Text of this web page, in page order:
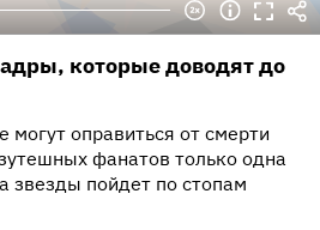
которые доводят до
оправиться от смерти
фанатов только одна
звезды пойдет по стопам